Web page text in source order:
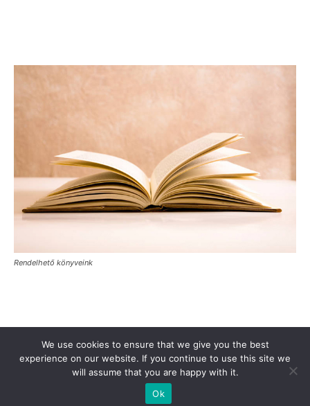
Rendelhető könyveink
Támogasd a Türkinfót! Kiadványaink
Médiaajánlat
Impresszum
Adatkezelési Tájékoztató ÁSZF
Alapítvány
Rólunk
Kapcsolat
© Turkinfo.hu 2020
We use cookies to ensure that we give you the best
experience on our website. If you continue to use this site we
will assume that you are happy with it.
Ok